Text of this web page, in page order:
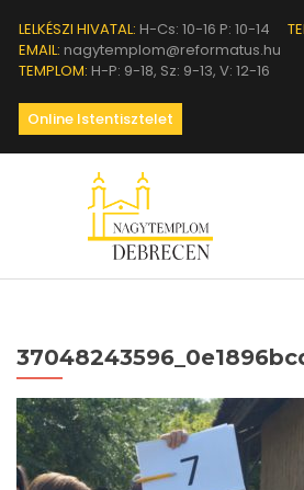
LELKÉSZI HIVATAL: H-Cs: 10-16 P: 10-14
EMAIL: nagytemplom@reformatus.hu
TEMPLOM: H-P: 9-18, Sz: 9-13, V: 12-16
Online Istentisztelet